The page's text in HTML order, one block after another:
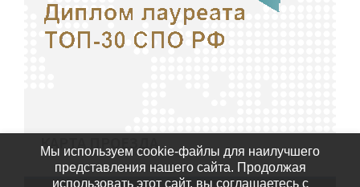
КАРТА ПРОЕЗДА
Мы используем cookie-файлы для наилучшего
представления нашего сайта. Продолжая
использовать этот сайт, вы соглашаетесь с